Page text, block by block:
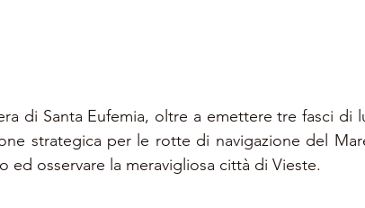
di Santa Eufemia, oltre a emettere tre fasci di
strategica per le rotte di navigazione del
ed osservare la meravigliosa città di Vieste.